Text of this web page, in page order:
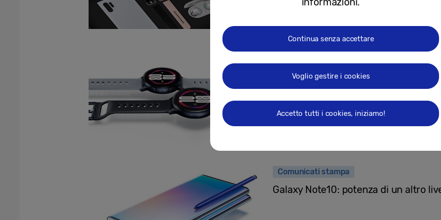
Comunicati stampa
Samsung e Under Armour
Under Armour Edition
Comunicati stampa
Galaxy Note10: potenza di un altro
Continua senza accettare
Voglio gestire i cookies
Accetto tutti i cookies, iniziamo!